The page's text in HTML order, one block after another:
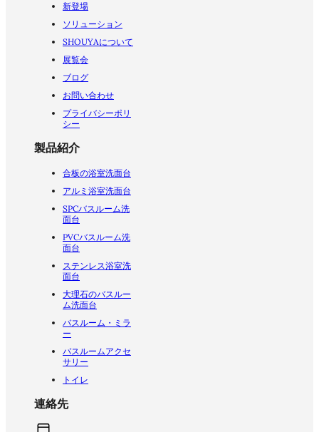
新登場
ソリューション
SHOUYAについて
展覧会
ブログ
お問い合わせ
プライバシーポリ
シー
製品紹介
合板の浴室洗面台
アルミ浴室洗面台
SPCバスルーム洗
面台
PVCバスルーム洗
面台
ステンレス浴室洗
面台
大理石のバスルー
ム洗面台
バスルーム・ミラ
ー
バスルームアクセ
サリー
トイレ
連絡先